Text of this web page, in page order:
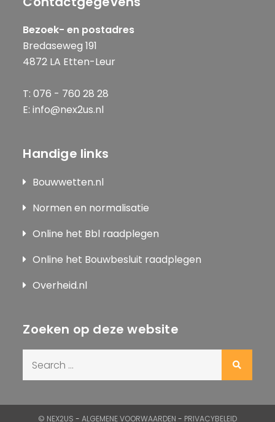
Bezoek- en postadres
Bredaseweg 191
4872 LA Etten-Leur
T: 076 - 760 28 28
E: info@nex2us.nl
Handige links
Bouwwetten.nl
Normen en normalisatie
Online het Bbl raadplegen
Online het Bouwbesluit raadplegen
Overheid.nl
Zoeken op deze website
for:
© NEX2US - ALGEMENE VOORWAARDEN - PRIVACYBELEID